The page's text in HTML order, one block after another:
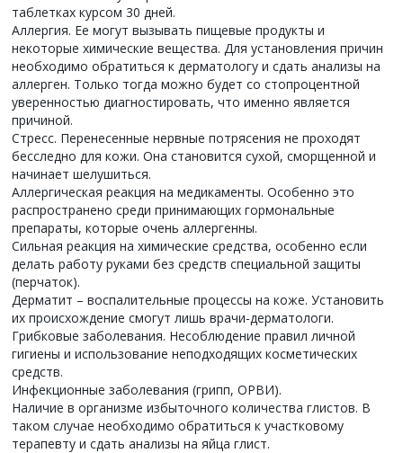
таблетках курсом 30 дней.
Аллергия. Ее могут вызывать пищевые продукты и
некоторые химические вещества. Для установления причин
необходимо обратиться к дерматологу и сдать анализы на
аллерген. Только тогда можно будет со стопроцентной
уверенностью диагностировать, что именно является
причиной.
Стресс. Перенесенные нервные потрясения не проходят
бесследно для кожи. Она становится сухой, сморщенной и
начинает шелушиться.
Аллергическая реакция на медикаменты. Особенно это
распространено среди принимающих гормональные
препараты, которые очень аллергенны.
Сильная реакция на химические средства, особенно если
делать работу руками без средств специальной защиты
(перчаток).
Дерматит – воспалительные процессы на коже. Установить
их происхождение смогут лишь врачи-дерматологи.
Грибковые заболевания. Несоблюдение правил личной
гигиены и использование неподходящих косметических
средств.
Инфекционные заболевания (грипп, ОРВИ).
Наличие в организме избыточного количества глистов. В
таком случае необходимо обратиться к участковому
терапевту и сдать анализы на яйца глист.